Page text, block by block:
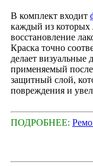
В комплект входит
каждый из которых
восстановление
Краска точно
делает
применяемый
защитный слой,
повреждения и
ПОДРОБНЕЕ: